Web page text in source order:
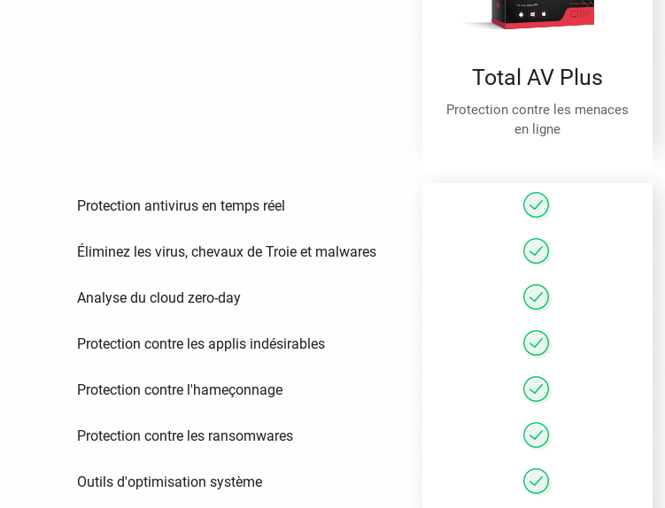
Total AV Plus
Protection contre les menaces
en ligne
Protection antivirus en temps réel
Éliminez les virus, chevaux de Troie et malwares
Analyse du cloud zero-day
Protection contre les applis indésirables
Protection contre l'hameçonnage
Protection contre les ransomwares
Outils d'optimisation système